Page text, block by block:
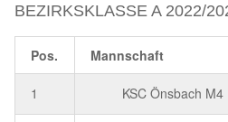
BEZIRKSKLASSE A 2022/
Pos. Mannschaft
1 KSC Önsbach M4